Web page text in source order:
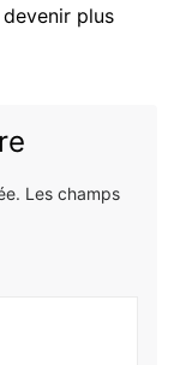
plus
Les champs